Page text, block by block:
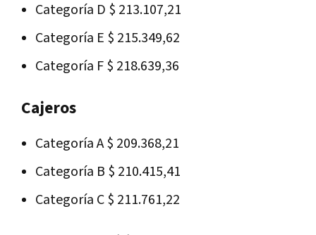
Categoría D $ 213.107,21
Categoría E $ 215.349,62
Categoría F $ 218.639,36
Cajeros
Categoría A $ 209.368,21
Categoría B $ 210.415,41
Categoría C $ 211.761,22